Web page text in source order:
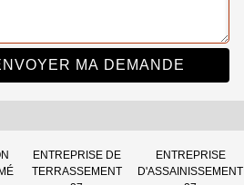
ENTREPRISE DE
TERRASSEMENT
ENTREPRISE
D'ASSAINISSEMENT